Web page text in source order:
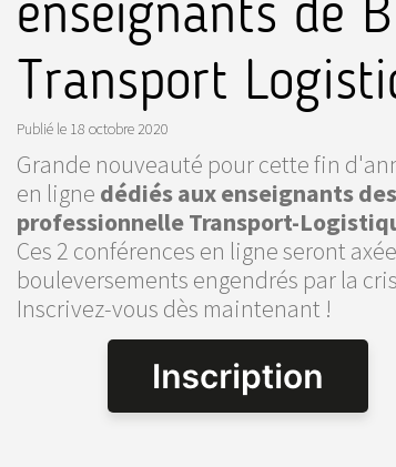
enseignants de
Transport
Publié le 18 octobre 2020
Grande nouveauté pour cette fin
en ligne dédiés aux enseignants
professionnelle Transport-
Ces 2 conférences en ligne seront
bouleversements engendrés par la
Inscrivez-vous dès maintenant !